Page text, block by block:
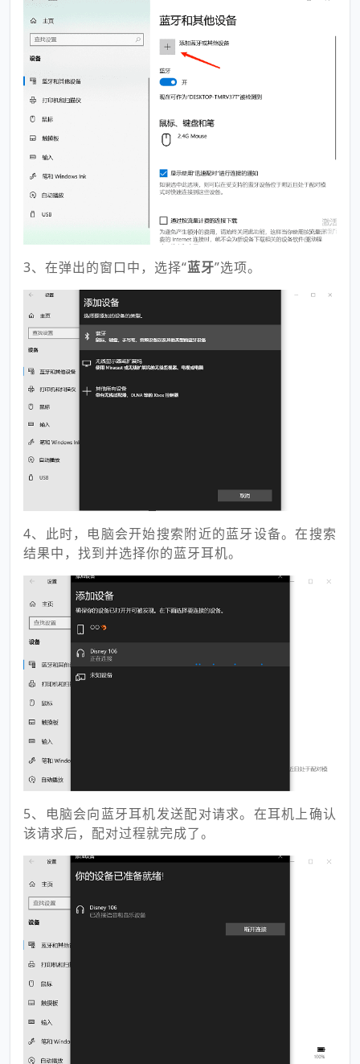
3、在弹出的窗口中，选择“蓝牙”选项。
4、此时，电脑会开始搜索附近的蓝牙设备。在搜索
结果中，找到并选择你的蓝牙耳机。
5、电脑会向蓝牙耳机发送配对请求。在耳机上确认
该请求后，配对过程就完成了。